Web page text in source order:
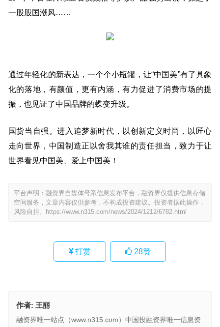
一股股国潮风……
通过年轻化的新表达，一个个小瓶罐，让“中国美”有了具象
化的落地，有颜值，更有内涵，有力促进了消费市场的提
振，也见证了中国品牌的蝶变升级。
国货当自强。进入追梦新时代，以创新定义时尚，以匠心
走向世界，中国制造正以舍我其谁的责任担当，致力于让
世界看见中国美、爱上中国美！
平台声明：融资界自媒体号系信息发布平台，融资界仅提供信息存储
空间服务，文章内容仅供参考，不构成投资建议。投资者据此操作，
风险自担。
https://www.n315.com/news/2024/1212/6782.html
打赏 28赞
作者: 王丽
融资界唯一站点（www.n315.com）中国投融资界唯一信息资